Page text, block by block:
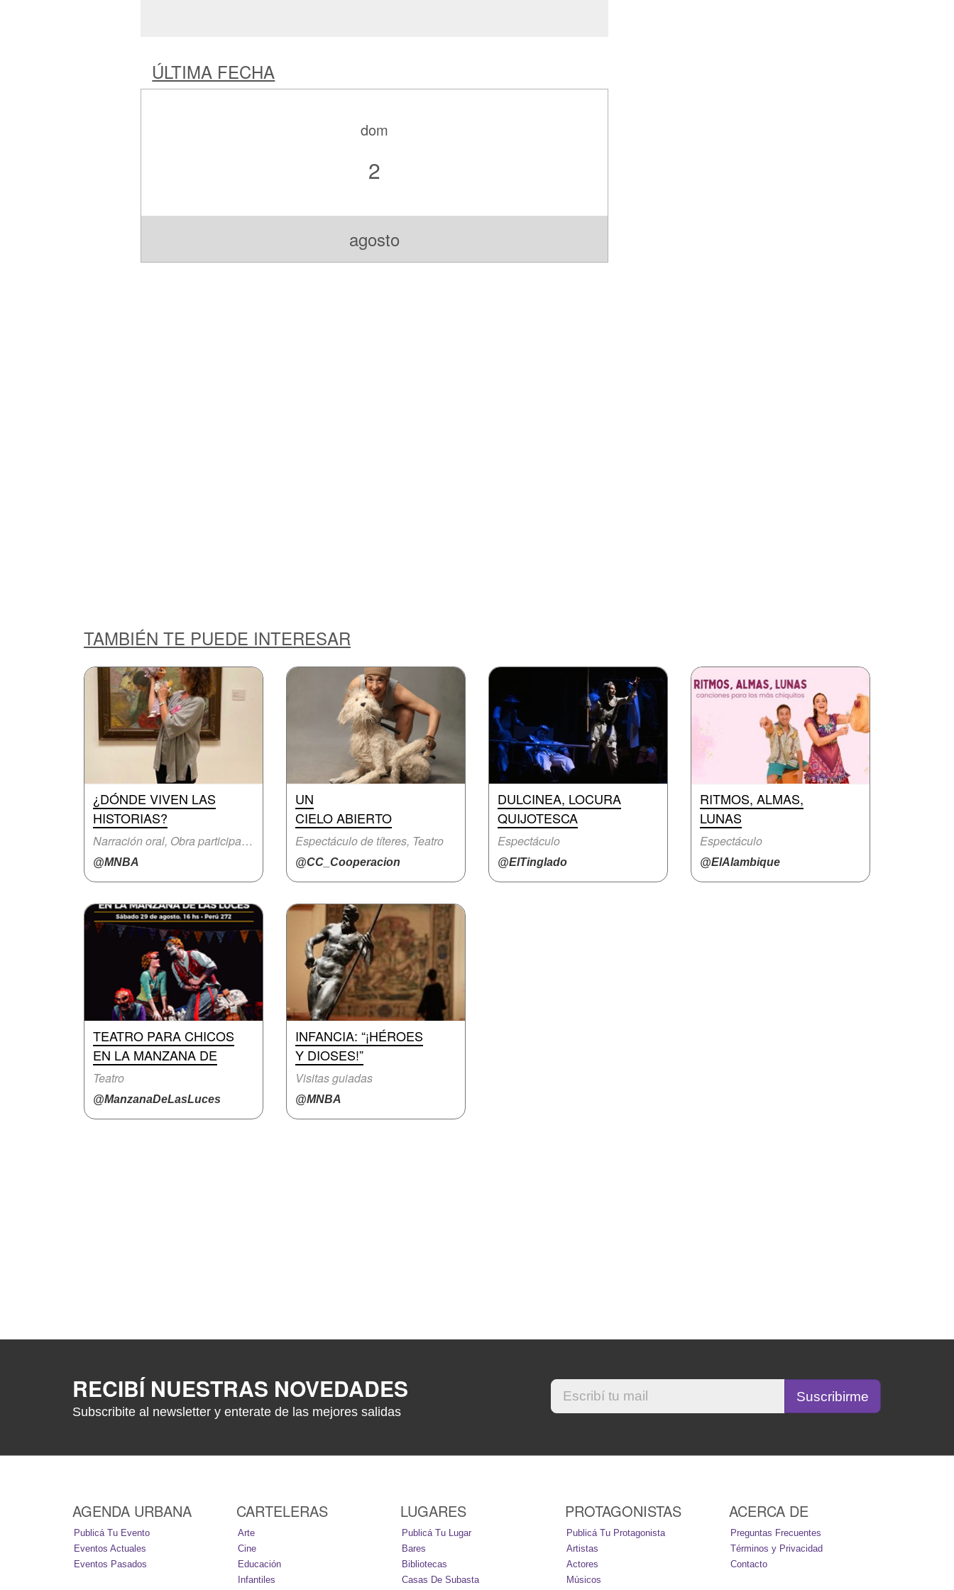
ÚLTIMA FECHA
dom
2
agosto
TAMBIÉN TE PUEDE INTERESAR
¿DÓNDE VIVEN LAS
HISTORIAS?
Narración oral, Obra participativa
@MNBA
UN
CIELO ABIERTO
Espectáculo de títeres, Teatro
@CC_Cooperacion
DULCINEA, LOCURA
QUIJOTESCA
Espectáculo
@ElTinglado
RITMOS, ALMAS,
LUNAS
Espectáculo
@ElAlambique
TEATRO PARA CHICOS
EN LA MANZANA DE
Teatro
@ManzanaDeLasLuces
INFANCIA: “¡HÉROES
Y DIOSES!”
Visitas guiadas
@MNBA
RECIBÍ NUESTRAS NOVEDADES
Subscribite al newsletter y enterate de las mejores salidas
AGENDA URBANA
Publicá Tu Evento
Eventos Actuales
Eventos Pasados
CARTELERAS
Arte
Cine
Educación
Infantiles
LUGARES
Publicá Tu Lugar
Bares
Bibliotecas
Casas De Subasta
PROTAGONISTAS
Publicá Tu Protagonista
Artistas
Actores
Músicos
ACERCA DE
Preguntas Frecuentes
Términos y Privacidad
Contacto